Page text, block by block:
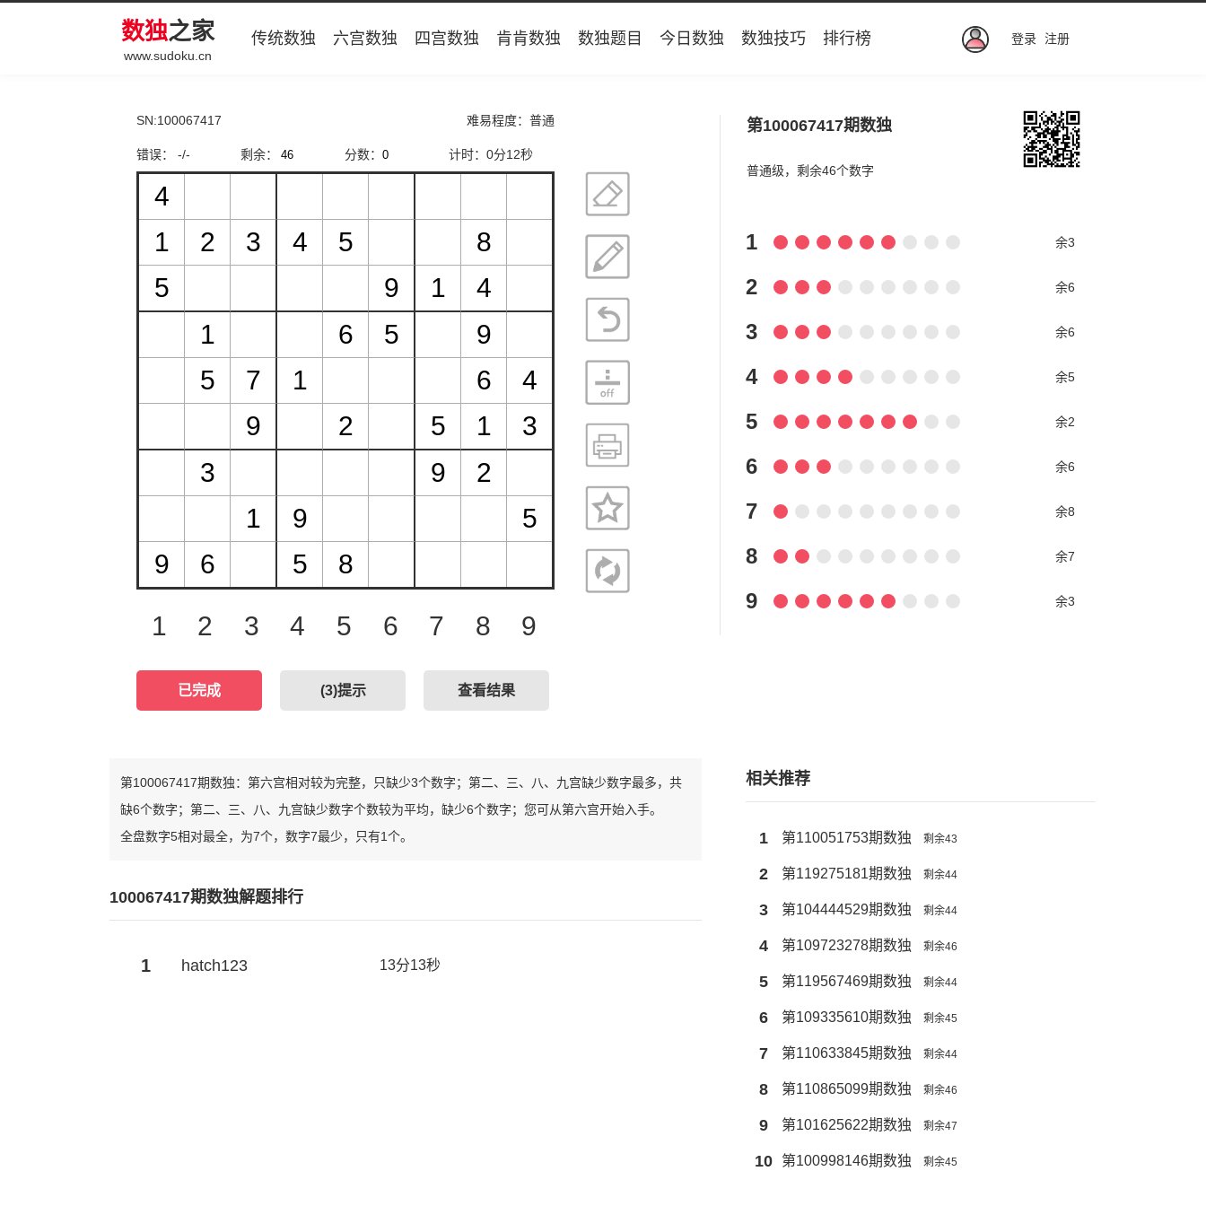
数独之家
www.sudoku.cn
传统数独 六宫数独 四宫数独 肯肯数独 数独题目 今日数独 数独技巧 排行榜 登录 注册
SN:100067417 难易程度：普通
错误： -/- 剩余： 分数： 计时： 0分12秒
1 2 3 4 5 6 7 8 9
已完成 (3)提示 查看结果
第100067417期数独
普通级，剩余46个数字
1 余3
2 余6
3 余6
4 余5
5 余2
6 余6
7 余8
8 余7
9 余3
第100067417期数独：第六宫相对较为完整，只缺少3个数字；第二、三、八、九宫缺少数字最多，共
缺6个数字；第二、三、八、九宫缺少数字个数较为平均，缺少6个数字；您可从第六宫开始入手。
全盘数字5相对最全，为7个，数字7最少，只有1个。
100067417期数独解题排行
1 hatch123 13分13秒
相关推荐
1 第110051753期数独 剩余43
2 第119275181期数独 剩余44
3 第104444529期数独 剩余44
4 第109723278期数独 剩余46
5 第119567469期数独 剩余44
6 第109335610期数独 剩余45
7 第110633845期数独 剩余44
8 第110865099期数独 剩余46
9 第101625622期数独 剩余47
10 第100998146期数独 剩余45